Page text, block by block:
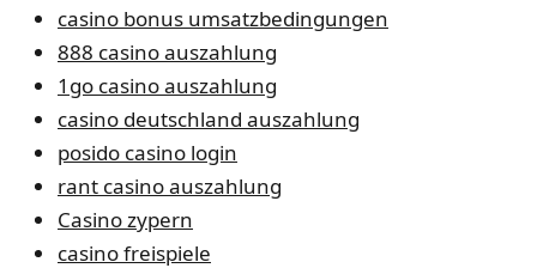
casino bonus umsatzbedingungen
888 casino auszahlung
1go casino auszahlung
casino deutschland auszahlung
posido casino login
rant casino auszahlung
Casino zypern
casino freispiele